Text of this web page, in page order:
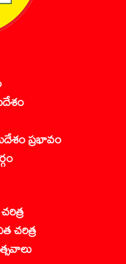
ప్రభావం
చరిత్ర